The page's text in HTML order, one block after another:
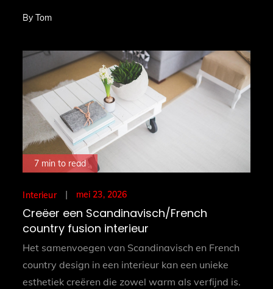
ByTom
7 min to read
Interieur
Posted
on
mei 23, 2026
Creëer een Scandinavisch/French
country fusion interieur
Het samenvoegen van Scandinavisch en French
country design in een interieur kan een unieke
esthetiek creëren die zowel warm als verfijnd is.